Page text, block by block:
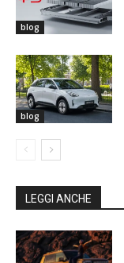
blog
blog
LEGGI ANCHE